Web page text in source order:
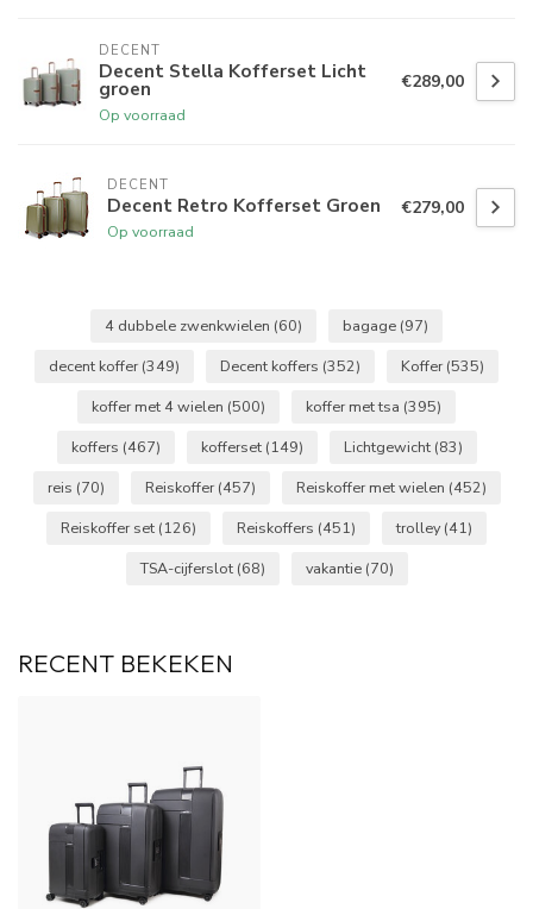
DECENT
Decent Stella Kofferset Licht
groen
Op voorraad
€289,00
DECENT
Decent Retro Kofferset Groen
Op voorraad
€279,00
4 dubbele zwenkwielen (60) bagage (97)
decent koffer (349) Decent koffers (352) Koffer (535)
koffer met 4 wielen (500) koffer met tsa (395)
koffers (467) kofferset (149) Lichtgewicht (83)
reis (70) Reiskoffer (457) Reiskoffer met wielen (452)
Reiskoffer set (126) Reiskoffers (451) trolley(41)
TSA-cijferslot (68) vakantie (70)
RECENT BEKEKEN